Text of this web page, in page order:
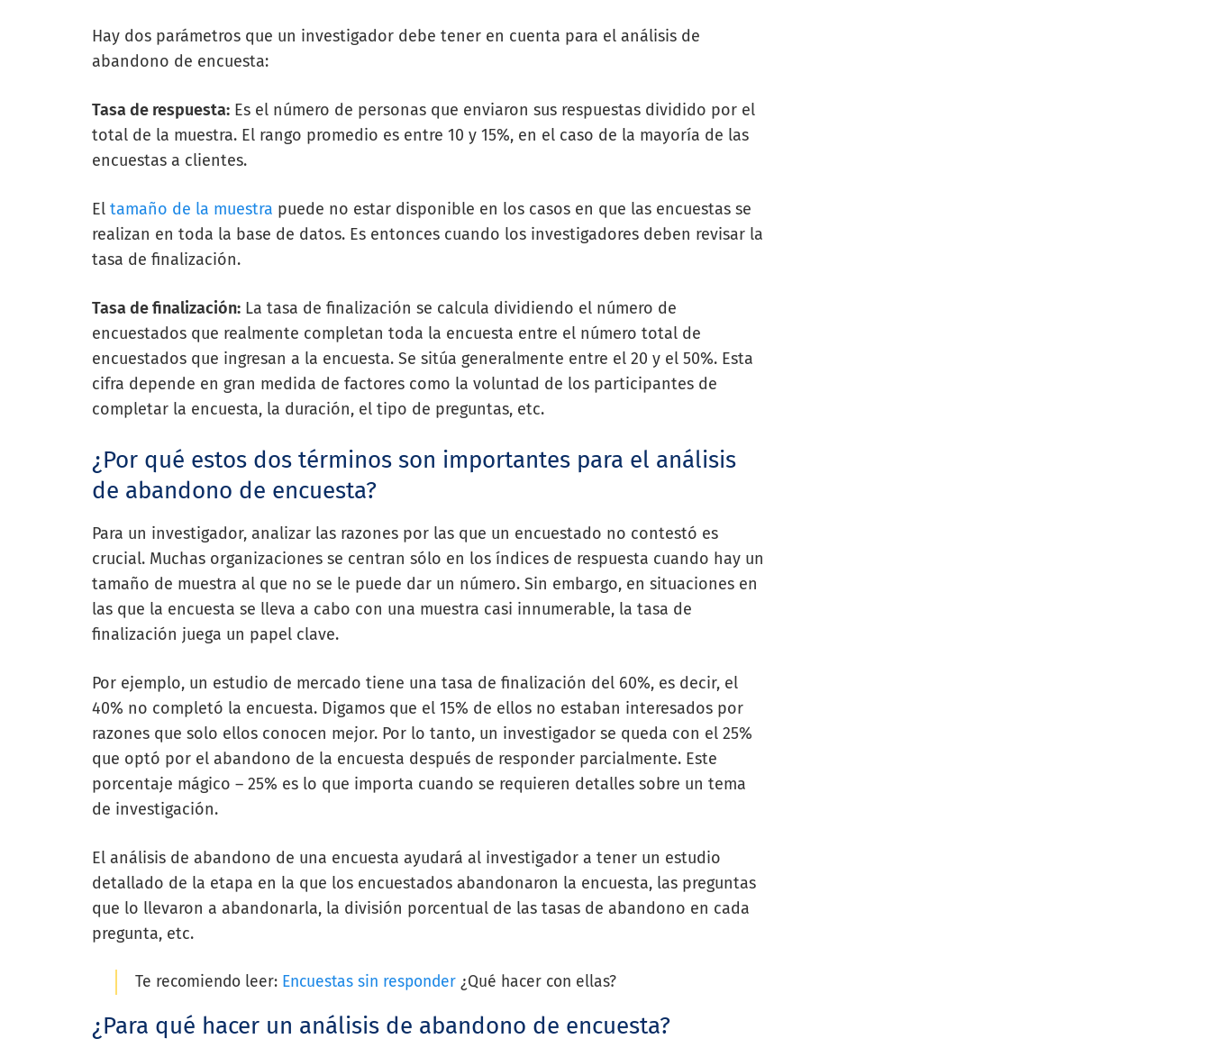
Hay dos parámetros que un investigador debe tener en cuenta para el análisis de
abandono de encuesta:
Tasa de respuesta: Es el número de personas que enviaron sus respuestas dividido por el
total de la muestra. El rango promedio es entre 10 y 15%, en el caso de la mayoría de las
encuestas a clientes.
El tamaño de la muestra puede no estar disponible en los casos en que las encuestas se
realizan en toda la base de datos. Es entonces cuando los investigadores deben revisar la
tasa de finalización.
Tasa de finalización: La tasa de finalización se calcula dividiendo el número de
encuestados que realmente completan toda la encuesta entre el número total de
encuestados que ingresan a la encuesta. Se sitúa generalmente entre el 20 y el 50%. Esta
cifra depende en gran medida de factores como la voluntad de los participantes de
completar la encuesta, la duración, el tipo de preguntas, etc.
¿Por qué estos dos términos son importantes para el análisis
de abandono de encuesta?
Para un investigador, analizar las razones por las que un encuestado no contestó es
crucial. Muchas organizaciones se centran sólo en los índices de respuesta cuando hay un
tamaño de muestra al que no se le puede dar un número. Sin embargo, en situaciones en
las que la encuesta se lleva a cabo con una muestra casi innumerable, la tasa de
finalización juega un papel clave.
Por ejemplo, un estudio de mercado tiene una tasa de finalización del 60%, es decir, el
40% no completó la encuesta. Digamos que el 15% de ellos no estaban interesados por
razones que solo ellos conocen mejor. Por lo tanto, un investigador se queda con el 25%
que optó por el abandono de la encuesta después de responder parcialmente. Este
porcentaje mágico – 25% es lo que importa cuando se requieren detalles sobre un tema
de investigación.
El análisis de abandono de una encuesta ayudará al investigador a tener un estudio
detallado de la etapa en la que los encuestados abandonaron la encuesta, las preguntas
que lo llevaron a abandonarla, la división porcentual de las tasas de abandono en cada
pregunta, etc.
Te recomiendo leer: Encuestas sin responder ¿Qué hacer con ellas?
¿Para qué hacer un análisis de abandono de encuesta?